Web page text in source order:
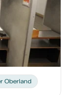
Oberland